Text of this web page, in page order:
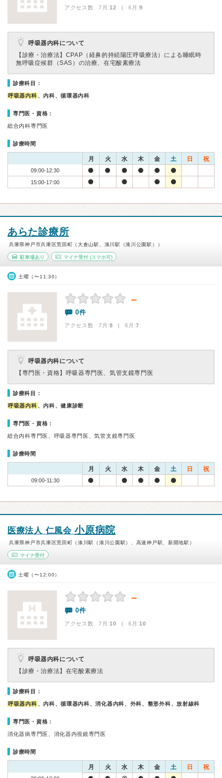
アクセス数 7月:12 | 6月:9
呼吸器内科について
【診療・治療法】 CPAP（経鼻的持続陽圧呼吸療法）による睡眠時
無呼吸症候群（SAS）の治療、在宅酸素療法
診療科目：
呼吸器内科 、内科、循環器内科
専門医・資格：
総合内科専門医
診療時間
月 火 水 木 金 土 日 祝
09:00-12:30
15:00-17:00
あらた診療所
兵庫県神戸市兵庫区荒田町（大倉山駅、湊川駅（湊川公園駅））
駐車場あり マイナ受付(スマホ可)
土曜（〜11:30）
－
0件
アクセス数 7月:8 | 6月:7
呼吸器内科について
【専門医・資格】 呼吸器専門医、気管支鏡専門医
診療科目：
呼吸器内科 、内科、健康診断
専門医・資格：
総合内科専門医、呼吸器専門医、気管支鏡専門医
診療時間
月 火 水 木 金 土 日 祝
09:00-11:30
医療法人 仁風会小原病院
兵庫県神戸市兵庫区荒田町（湊川駅（湊川公園駅）、高速神戸駅、新開地駅）
マイナ受付
土曜（〜12:00）
－
0件
アクセス数 7月:10 | 6月:10
呼吸器内科について
【診療・治療法】 在宅酸素療法
診療科目：
呼吸器内科 、内科、循環器内科、消化器内科、外科、整形外科、放射線科
専門医・資格：
消化器病専門医、消化器内視鏡専門医
診療時間
月 火 水 木 金 土 日 祝